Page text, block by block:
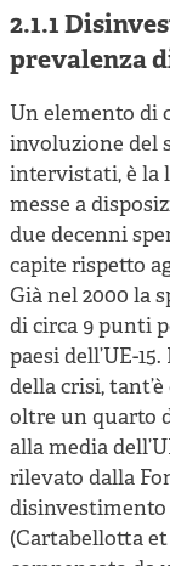
2.1.1
prevalenza
Un elemento di
involuzione del
intervistati, è la
messe a
due decenni
capite rispetto
Già nel 2000 la
di circa 9 punti
paesi dell’UE-
della crisi,
oltre un quarto
alla media
rilevato dalla
disinvestimento
(Cartabellotta et